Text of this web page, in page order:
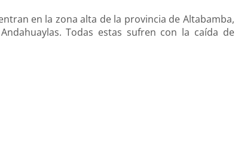
en la zona alta de la provincia de Altabamba,
Todas estas sufren con la caída de